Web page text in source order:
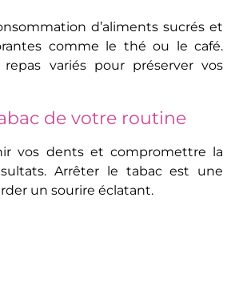
d’aliments sucrés et
comme le thé ou le café.
variés pour préserver vos
de votre routine
vos dents et compromettre la
Arrêter le tabac est une
un sourire éclatant.